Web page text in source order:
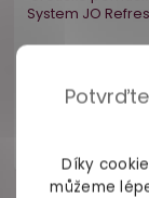
Díky
můžeme